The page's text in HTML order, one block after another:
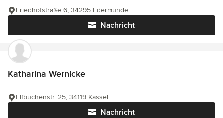
Nachricht
Friedhofstraße 6, 34295 Edermünde
Katharina Wernicke
Nachricht
Elfbuchenstr. 25, 34119 Kassel